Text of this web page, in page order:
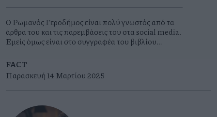
O Ρωμανός Γεροδήμος είναι πολύ γνωστός από τα
άρθρα του και τις παρεμβάσεις του στα social media.
Εμείς όμως είναι στο συγγραφέα του βιβλίου
απευθυνθήκαμε, ένα βιβλίο που μας είχε
εντυπωσιάσει για την ικανότητα του Γεροδήμου να
βλέπει τη μεγάλη εικόνα εστιάζοντας ταυτόχρονα τα
FACT
Παρασκευή 14 Μαρτίου 2025